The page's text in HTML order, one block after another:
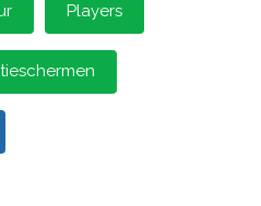
Players